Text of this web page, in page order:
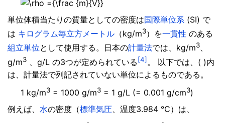
単位体積当たりの質量としての密度は国際単位系 (SI) で
は キログラム毎立方メートル （kg/m3）を一貫性 のある
組立単位として使用する。日本の計量法では、kg/m3、
g/m3 、g/L の3つが定められている [4] 。 以下では、( )内
は、計量法で列記されていない単位によるものである。
1 kg/m3= 1000 g/m3= 1 g/L (= 0.001 g/cm3)
例えば、 水の密度（標準気圧、温度3.984 °C）は、